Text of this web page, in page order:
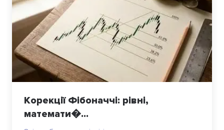
Корекції Фібоначчі: рівні,
математи�...